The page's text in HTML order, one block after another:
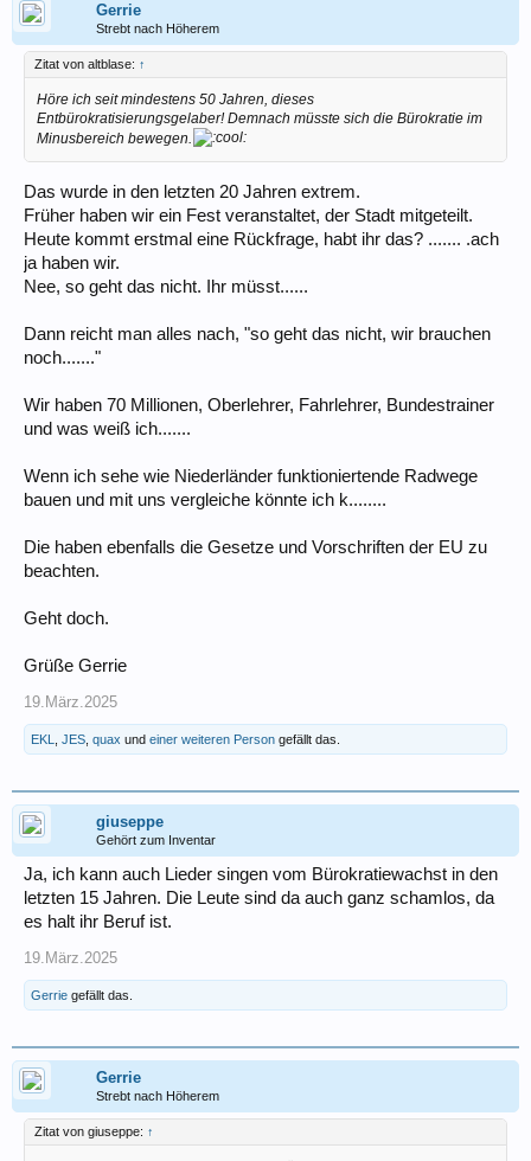
Gerrie
Strebt nach Höherem
Zitat von altblase: ↑
Höre ich seit mindestens 50 Jahren, dieses
Entbürokratisierungsgelaber! Demnach müsste sich die Bürokratie im
Minusbereich bewegen.
Das wurde in den letzten 20 Jahren extrem.
Früher haben wir ein Fest veranstaltet, der Stadt mitgeteilt.
Heute kommt erstmal eine Rückfrage, habt ihr das? ....... .ach
ja haben wir.
Nee, so geht das nicht. Ihr müsst......
Dann reicht man alles nach, "so geht das nicht, wir brauchen
noch......."
Wir haben 70 Millionen, Oberlehrer, Fahrlehrer, Bundestrainer
und was weiß ich.......
Wenn ich sehe wie Niederländer funktioniertende Radwege
bauen und mit uns vergleiche könnte ich k........
Die haben ebenfalls die Gesetze und Vorschriften der EU zu
beachten.
Geht doch.
Grüße Gerrie
19.März.2025
EKL JES quax und einer weiteren Person gefällt das.
giuseppe
Gehört zum Inventar
Ja, ich kann auch Lieder singen vom Bürokratiewachst in den
letzten 15 Jahren. Die Leute sind da auch ganz schamlos, da
es halt ihr Beruf ist.
19.März.2025
Gerrie gefällt das.
Gerrie
Strebt nach Höherem
Zitat von giuseppe: ↑